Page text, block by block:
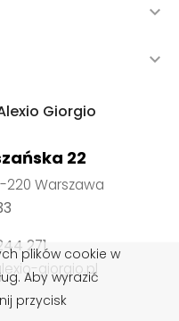


Giorgio
22
220 Warszawa
271
giorgio.pl
plików cookie w
Aby wyrazić
przycisk